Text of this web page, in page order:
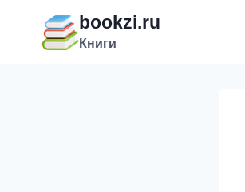
содержимому
bookzi.ru
Книги